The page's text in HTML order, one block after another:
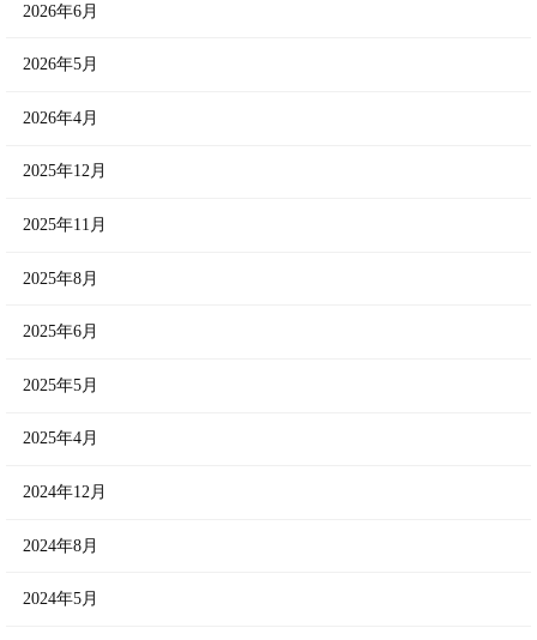
2026年6月
2026年5月
2026年4月
2025年12月
2025年11月
2025年8月
2025年6月
2025年5月
2025年4月
2024年12月
2024年8月
2024年5月